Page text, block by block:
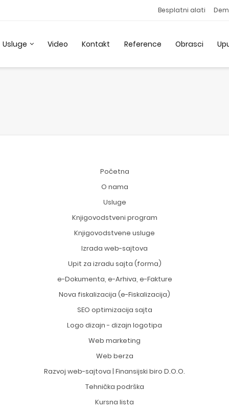
Besplatni alati
Usluge Video Kontakt Reference Obrasci
Početna
O nama
Usluge
Knjigovodstveni program
Knjigovodstvene usluge
Izrada web-sajtova
Upit za izradu sajta (forma)
e-Dokumenta, e-Arhiva, e-Fakture
Nova fiskalizacija (e-Fiskalizacija)
SEO optimizacija sajta
Logo dizajn - dizajn logotipa
Web marketing
Web berza
Razvoj web-sajtova | Finansijski biro D.O.O.
Tehnička podrška
Kursna lista